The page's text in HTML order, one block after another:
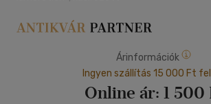
Árinformációk
Ingyen szállítás 15 000 Ft
Online ár: 1 500